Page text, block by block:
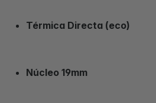
Térmica Directa (eco)
Núcleo 19mm